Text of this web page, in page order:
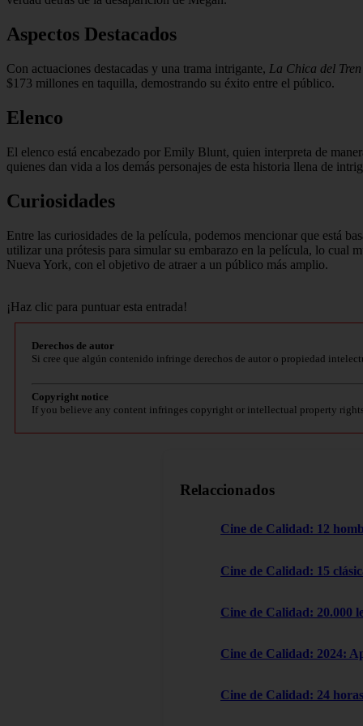
Aspectos Destacados
Con actuaciones destacadas y una trama intrigante, La Chica del Tren
$173 millones en taquilla, demostrando su éxito entre el público.
Elenco
El elenco está encabezado por Emily Blunt, quien interpreta de
quienes dan vida a los demás personajes de esta historia llena de
Curiosidades
Entre las curiosidades de la película, podemos mencionar que está
utilizar una prótesis para simular su embarazo en la película, lo cual
Nueva York, con el objetivo de atraer a un público más amplio.
¡Haz clic para puntuar esta entrada!
Derechos de autor
Si cree que algún contenido infringe derechos de autor o propiedad
Copyright notice
If you believe any content infringes copyright or intellectual property
Relaccionados
Cine de Calidad: 12
Cine de Calidad: 15
Cine de Calidad: 20.000
Cine de Calidad: 2024:
Cine de Calidad: 24